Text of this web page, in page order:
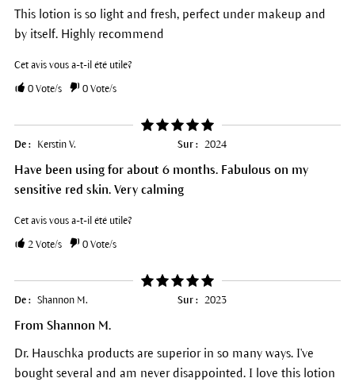
This lotion is so light and fresh, perfect under makeup and
by itself. Highly recommend
Cet avis vous a-t-il été utile?
0Vote/s 0Vote/s
De : Kerstin V. Sur : 2024
Have been using for about 6 months. Fabulous on my
sensitive red skin. Very calming
Cet avis vous a-t-il été utile?
2 Vote/s 0Vote/s
De : Shannon M. Sur : 2023
From Shannon M.
Dr. Hauschka products are superior in so many ways. I've
bought several and am never disappointed. I love this lotion